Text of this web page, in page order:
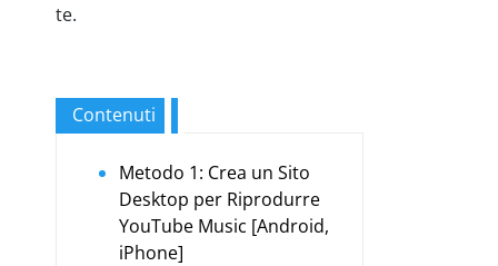
te.
Contenuti
Metodo 1: Crea un Sito
Desktop per Riprodurre
YouTube Music [Android,
iPhone]